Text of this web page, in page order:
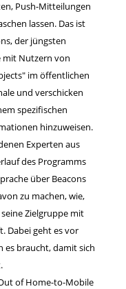
Push-Mitteilungen
lassen. Das ist
der jüngsten
mit Nutzern von
im öffentlichen
und verschicken
spezifischen
hinzuweisen.
Experten aus
des Programms
über Beacons
zu machen, wie,
Zielgruppe mit
Dabei geht es vor
es braucht, damit sich
of Home-to-Mobile